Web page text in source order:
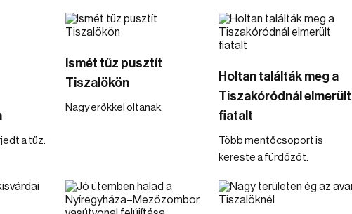
a tűz.
Ismét tűz pusztít
Tiszalökön
Nagy erőkkel oltanak.
Holtan találták meg a
Tiszakóródnál elmerült
fiatalt
Több mentőcsoport is
kereste a fürdőzőt.